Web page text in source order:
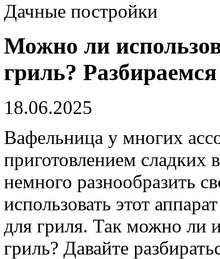
Дачные постройки
Можно ли
гриль?
18.06.2025
Вафельница у многих
приготовлением сладких
немного разнообразить
использовать этот
для гриля. Так можно ли
гриль? Давайте